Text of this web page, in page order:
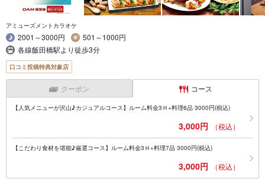
アミューズメントカラオケ
2001～3000円
501～1000円
各線飯田橋駅より徒歩3分
口コミ投稿特典対象店
クーポン コース
【人気メニューが沢山♪カジュアルコース】ルーム料金3Ｈ+料理6品 3000円(税込)
3,000円 （税込）
【こだわり食材を堪能♪厳選コース】ルーム料金3Ｈ+料理7品 3000円(税込)
3,000円 （税込）